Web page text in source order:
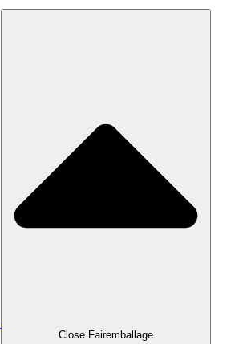
Close Fairemballage